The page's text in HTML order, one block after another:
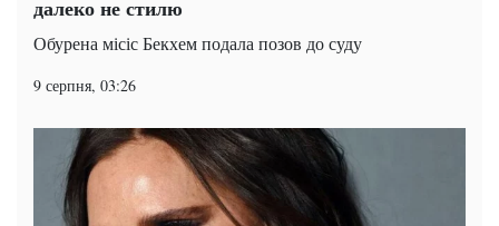
далеко не стилю
Обурена місіс Бекхем подала позов до суду
9 серпня, 03:26